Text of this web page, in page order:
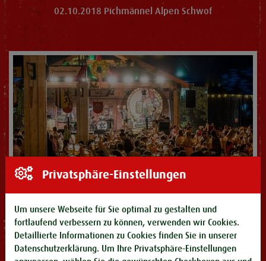
Privatsphäre-Einstellungen
Um unsere Webseite für Sie optimal zu gestalten und
fortlaufend verbessern zu können, verwenden wir Cookies.
Detaillierte Informationen zu Cookies finden Sie in unserer
Datenschutzerklärung. Um Ihre Privatsphäre-Einstellungen
02.10.2018 Pichmännel Alpen Schwof
30.09.2018 Pichmännel Frühschoppen